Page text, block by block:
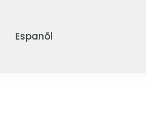
Espanõl